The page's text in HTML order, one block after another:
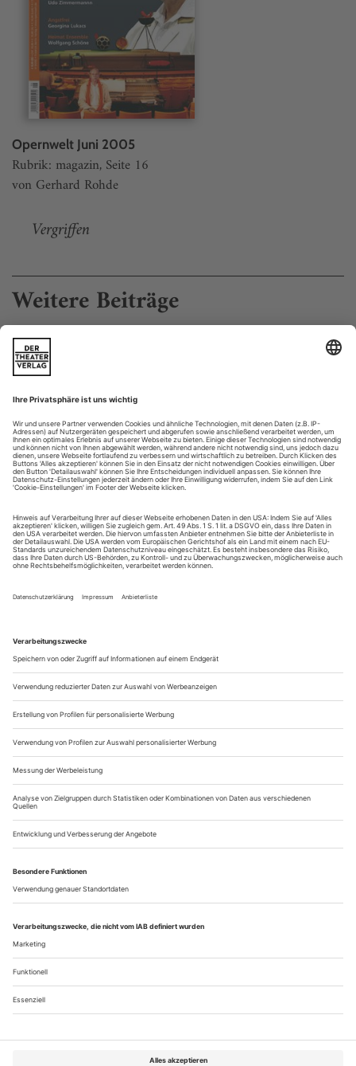
Opernwelt Juni 2005
Rubrik: magazin, Seite 16
von Gerhard Rohde
Vergriffen
Weitere Beiträge
Die Kinder des Orpheus
Anna Viebrock und Johannes Harneit bringen an der Staatsoper
Hannover die große Oper «iOPAL» von Hans-Joachim Hespos heraus
Wäre Robert Musil Zeuge dieses in vielerlei Hinsicht
aufschlussreichen Abends geworden, er hätte vermutlich ein
verschmitztes Lächeln aufgesetzt. Wieder einmal waren sich
hier jene zwei Wesenheiten (oder auch: Denk- und
Existenzmodelle) begegnet, die Musil in seinem
kongenial hatte aufeinander stoßen lassen: der...
Der Schurke als Tenor
erweckt wurde, hat sich das «Teatro La Fenice» nun der
ebenfalls halbvergessenen «Pia de‘ Tolomei» angenommen –
eine weitere Trouvaille. Im Jahr 1836 bei Donizetti und dem
neapolitanischen Routinelibrettisten Cammarano in Auftrag
gegeben, sollte dieses...
Fader Fang
Aus La Fenice kommen kreuzbrave «Perlenfischer», die mit der ­
Konkurrenz nicht mithalten können
Um es gleich zu sagen: In die diskografische Bestenliste
werden diese «Pêcheurs de Perles» es kaum schaffen.
Allenfalls einen Mittelplatz können wir ihnen zumessen. Wer
nach Lichtblicken sucht, wird sich an Annick Massis halten
müssen, die in diesem Mitschnitt vom April 2004 aus dem
Teatro La Fenice die Rolle der Léïla verkörperte – zum
wiederholten Male, denn...
Über uns Kontakt Kritikerumfrage Newsletter